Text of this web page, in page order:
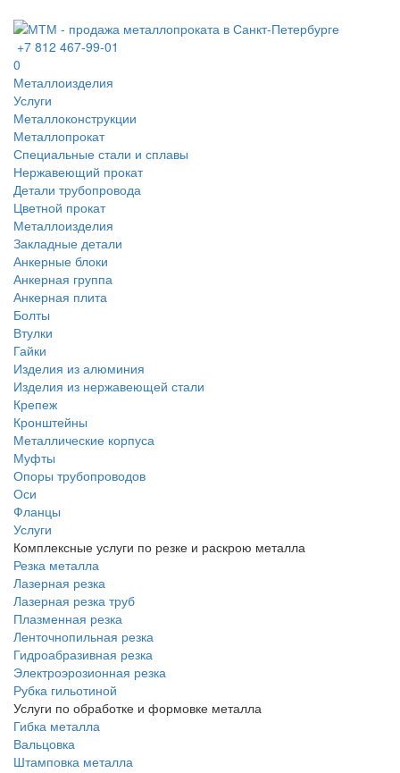
+7 812 467-99-01
0
Металлоизделия
Услуги
Металлоконструкции
Металлопрокат
Специальные стали и сплавы
Нержавеющий прокат
Детали трубопровода
Цветной прокат
Металлоизделия
Закладные детали
Анкерные блоки
Анкерная группа
Анкерная плита
Болты
Втулки
Гайки
Изделия из алюминия
Изделия из нержавеющей стали
Крепеж
Кронштейны
Металлические корпуса
Муфты
Опоры трубопроводов
Оси
Фланцы
Услуги
Комплексные услуги по резке и раскрою металла
Резка металла
Лазерная резка
Лазерная резка труб
Плазменная резка
Ленточнопильная резка
Гидроабразивная резка
Электроэрозионная резка
Рубка гильотиной
Услуги по обработке и формовке металла
Гибка металла
Вальцовка
Штамповка металла